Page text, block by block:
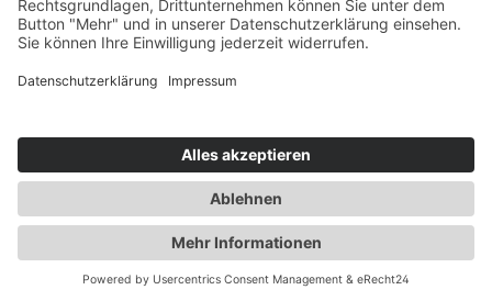
(12%), Aroma, NikotinAuszeichnung gemäß
CLP-Verordnung (EG) Nr. 1272/2008
EUH 0 mg/ml - EUH208 Enthält Trans-hex-2-
hervorrufen. 12 mg/ml GHS07 P101 Ist
ärztlicher Rat erforderlich, Verpackung oder
Kennzeichnungsetikett bereithalten.P102
Darf nicht in die Hände von Kindern
gelangen.P270 Bei Gebrauch nicht essen,
trinken oder rauchen.P301+P312 BEI
Shopservice
Alle Preise inkl. gesetzl. Mehrwertsteuer zzgl.
Versandkostenund ggf. Nachnahmegebühren, wenn nicht
Realisiert mit Shopware